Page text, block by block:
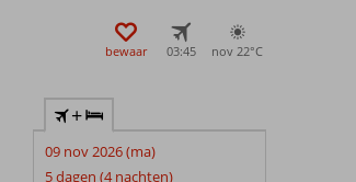
bewaar 03:45 nov 22°C
+
09 nov 2026 (ma)
5 dagen (4 nachten)